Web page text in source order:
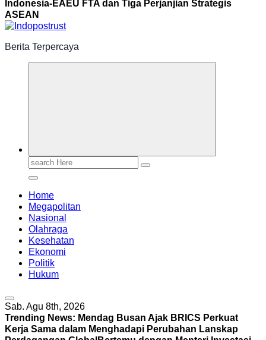
Indonesia-EAEU FTA dan Tiga Perjanjian Strategis
ASEAN
Berita Terpercaya
Search
Home
Megapolitan
Nasional
Olahraga
Kesehatan
Ekonomi
Politik
Hukum
Sab. Agu 8th, 2026
Trending News: Mendag Busan Ajak BRICS Perkuat
Kerja Sama dalam Menghadapi Perubahan Lanskap